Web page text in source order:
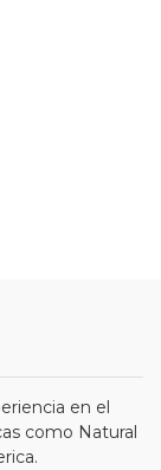
en el
como Natural